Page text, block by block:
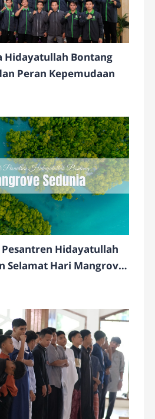
Hidayatullah Bontang
Peran Kepemudaan
Hidayatullah
Selamat Hari Mangrove